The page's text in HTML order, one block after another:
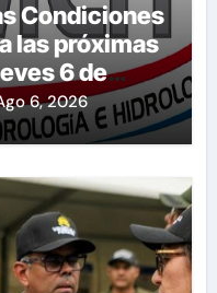
Condiciones
las próximas
6 de
6, 2026